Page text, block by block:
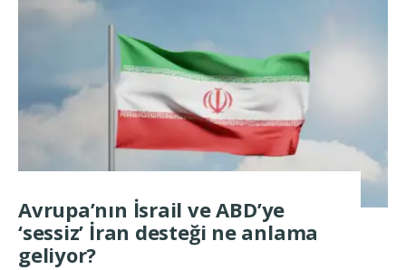
Avrupa’nın İsrail ve ABD’ye
‘sessiz’ İran desteği ne anlama
geliyor?